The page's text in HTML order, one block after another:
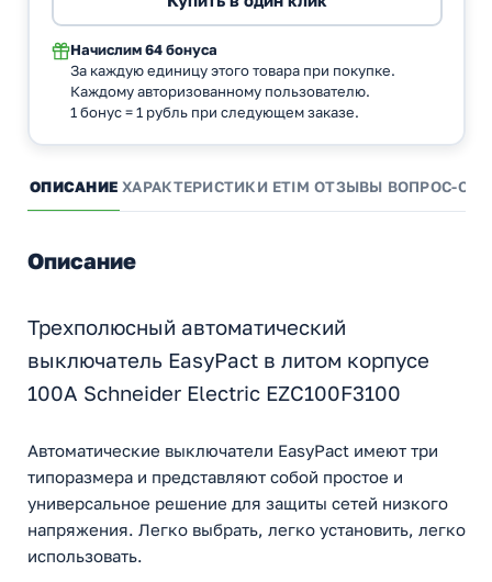
Начислим 64 бонуса
За каждую единицу этого товара при покупке.
Каждому авторизованному пользователю.
1 бонус = 1 рубль при следующем заказе.
ОПИСАНИЕ ХАРАКТЕРИСТИКИ ETIM ОТЗЫВЫ ВОПРОС-
Описание
Трехполюсный автоматический
выключатель EasyPact в литом корпусе
100А Schneider Electric EZC100F3100
Автоматические выключатели EasyPact имеют три
типоразмера и представляют собой простое и
универсальное решение для защиты сетей низкого
напряжения. Легко выбрать, легко установить, легко
использовать.